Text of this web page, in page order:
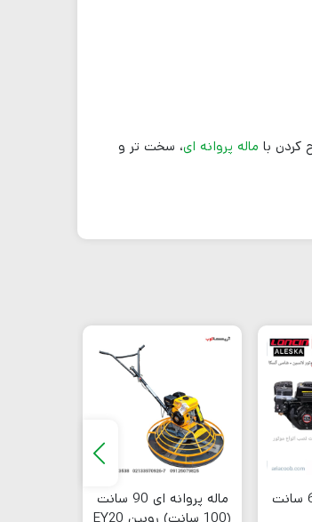
کردن با ماله پروانه ای، سخت تر و
ماله پروانه ای 60 سانت
ماله پروانه ای 90 سانت
(100 سانت) روبین EY20